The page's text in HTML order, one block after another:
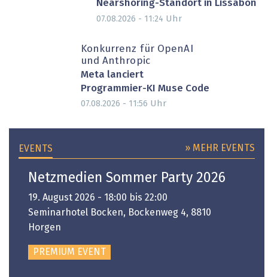
Nearshoring-Standort in Lissabon
07.08.2026 - 11:24 Uhr
Konkurrenz für OpenAI
und Anthropic
Meta lanciert
Programmier-KI Muse Code
07.08.2026 - 11:56 Uhr
EVENTS » MEHR EVENTS
Netzmedien Sommer Party 2026
19. August 2026 - 18:00 bis 22:00
Seminarhotel Bocken, Bockenweg 4, 8810
Horgen
PREMIUM EVENT